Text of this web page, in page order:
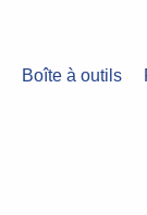
Boîte à outils